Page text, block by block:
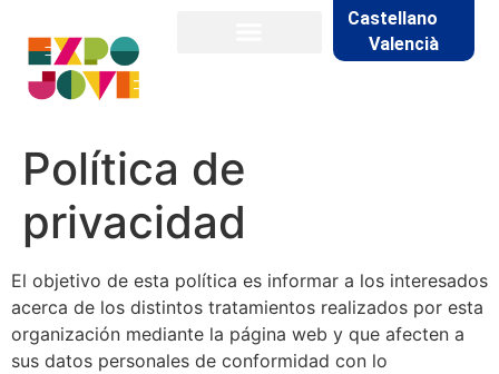
Castellano
Valencià
Política de
privacidad
El objetivo de esta política es informar a los interesados
acerca de los distintos tratamientos realizados por esta
organización mediante la página web y que afecten a
sus datos personales de conformidad con lo